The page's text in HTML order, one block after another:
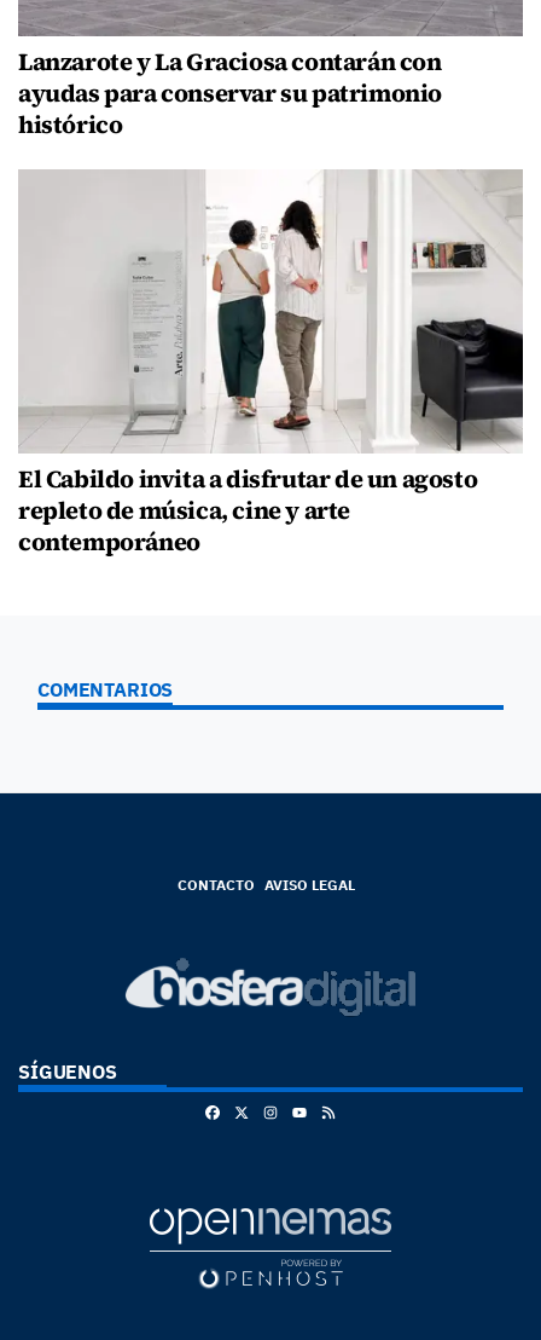
Lanzarote y La Graciosa contarán con
ayudas para conservar su patrimonio
histórico
El Cabildo invita a disfrutar de un agosto
repleto de música, cine y arte
contemporáneo
COMENTARIOS
CONTACTO AVISO LEGAL
SÍGUENOS
FacebookInstagram